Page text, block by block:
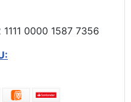
0000 1587 7356